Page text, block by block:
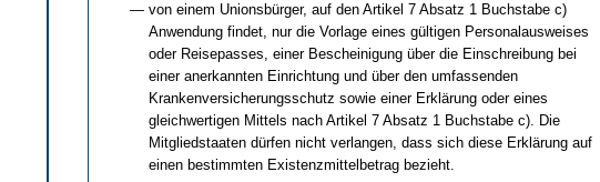
— von einem Unionsbürger, auf den Artikel 7 Absatz 1 Buchstabe c)
Anwendung findet, nur die Vorlage eines gültigen Personalausweises
oder Reisepasses, einer Bescheinigung über die Einschreibung bei
einer anerkannten Einrichtung und über den umfassenden
Krankenversicherungsschutz sowie einer Erklärung oder eines
gleichwertigen Mittels nach Artikel 7 Absatz 1 Buchstabe c). Die
Mitgliedstaaten dürfen nicht verlangen, dass sich diese Erklärung auf
einen bestimmten Existenzmittelbetrag bezieht.